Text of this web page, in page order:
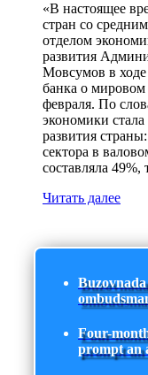
«В настоящее
стран со
отделом
развития
Мовсумов в
банка о мировом
февраля. По
экономики
развития
сектора в
составляла 49%,
Читать далее
Four-
prompt an